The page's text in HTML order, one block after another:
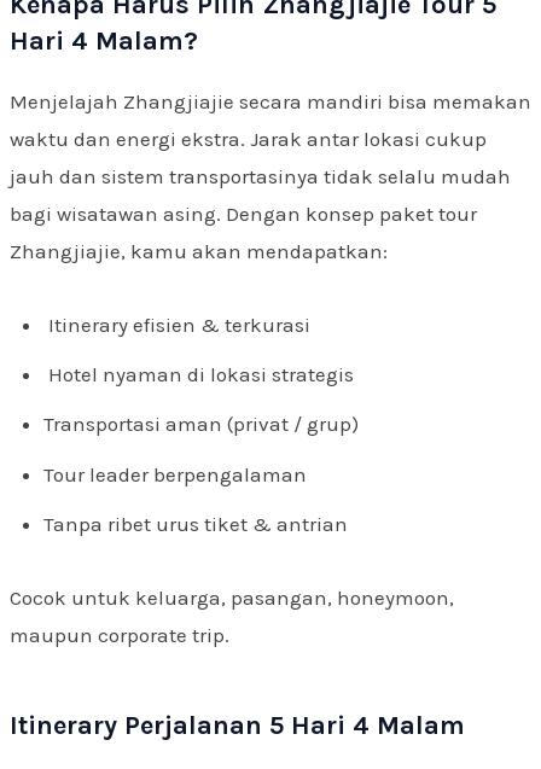
Hari 4 Malam?
Menjelajah Zhangjiajie secara mandiri bisa memakan
waktu dan energi ekstra. Jarak antar lokasi cukup
jauh dan sistem transportasinya tidak selalu mudah
bagi wisatawan asing. Dengan konsep paket tour
Zhangjiajie, kamu akan mendapatkan:
Itinerary efisien & terkurasi
Hotel nyaman di lokasi strategis
Transportasi aman (privat / grup)
Tour leader berpengalaman
Tanpa ribet urus tiket & antrian
Cocok untuk keluarga, pasangan, honeymoon,
maupun corporate trip.
Itinerary Perjalanan 5 Hari 4 Malam